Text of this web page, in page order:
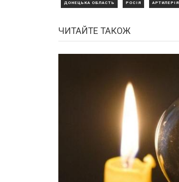
ДОНЕЦЬКА ОБЛАСТЬ РОСІЯ АРТИЛЕРІЯ
ЧИТАЙТЕ ТАКОЖ